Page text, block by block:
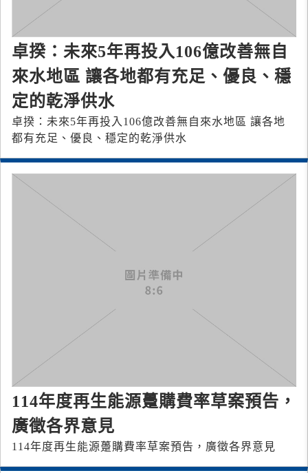
卓揆：未來5年再投入106億改善無自
來水地區 讓各地都有充足、優良、穩
定的乾淨供水
卓揆：未來5年再投入106億改善無自來水地區 讓各地
都有充足、優良、穩定的乾淨供水
114年度再生能源躉購費率草案預告，
廣徵各界意見
114年度再生能源躉購費率草案預告，廣徵各界意見